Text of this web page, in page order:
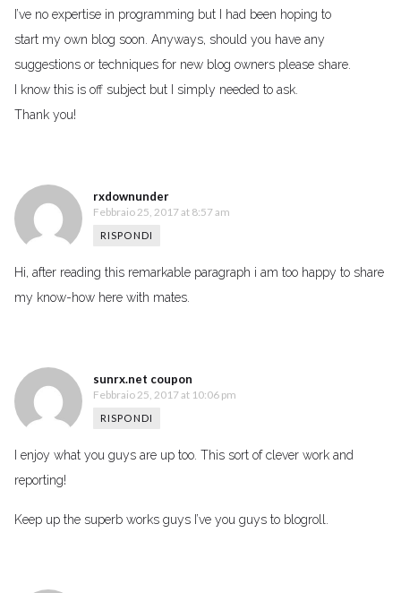
I’ve no expertise in programming but I had been hoping to
start my own blog soon. Anyways, should you have any
suggestions or techniques for new blog owners please share.
I know this is off subject but I simply needed to ask.
Thank you!
rxdownunder
Febbraio 25, 2017 at 8:57 am
RISPONDI
Hi, after reading this remarkable paragraph i am too happy to share
my know-how here with mates.
sunrx.net coupon
Febbraio 25, 2017 at 10:06 pm
RISPONDI
I enjoy what you guys are up too. This sort of clever work and
reporting!
Keep up the superb works guys I’ve you guys to blogroll.